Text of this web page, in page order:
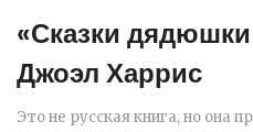
«Сказки
Джоэл Харрис
Это не русская книга, но она